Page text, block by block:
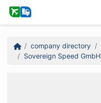
company directory
Sovereign Speed GmbH